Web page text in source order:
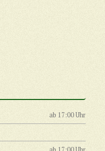
ab 17:00 Uhr